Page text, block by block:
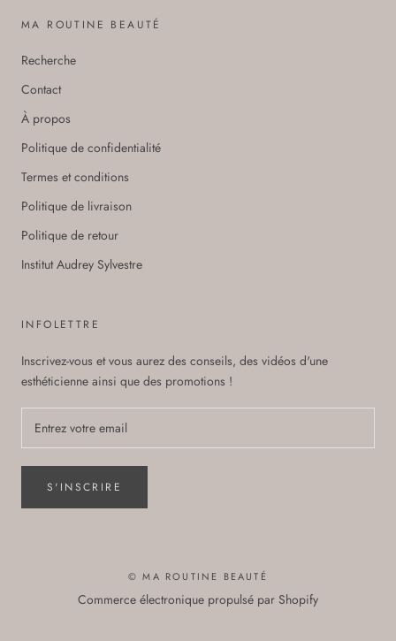
MA ROUTINE BEAUTÉ
Recherche
Contact
À propos
Politique de confidentialité
Termes et conditions
Politique de livraison
Politique de retour
Institut Audrey Sylvestre
INFOLETTRE
Inscrivez-vous et vous aurez des conseils, des vidéos d'une
esthéticienne ainsi que des promotions !
S'INSCRIRE
© MA ROUTINE BEAUTÉ
Commerce électronique propulsé par Shopify